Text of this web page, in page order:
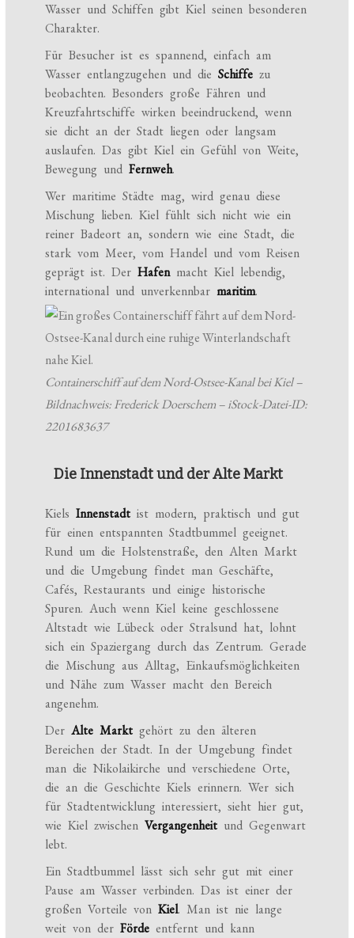
Wasser und Schiffen gibt Kiel seinen besonderen
Charakter.
Für Besucher ist es spannend, einfach am
Wasser entlangzugehen und dieSchiffe zu
beobachten. Besonders große Fähren und
Kreuzfahrtschiffe wirken beeindruckend, wenn
sie dicht an der Stadt liegen oder langsam
auslaufen. Das gibt Kiel ein Gefühl von Weite,
Bewegung undFernweh.
Wer maritime Städte mag, wird genau diese
Mischung lieben. Kiel fühlt sich nicht wie ein
reiner Badeort an, sondern wie eine Stadt, die
stark vom Meer, vom Handel und vom Reisen
geprägt ist. DerHafenmacht Kiel lebendig,
international und unverkennbarmaritim.
Containerschiff auf dem Nord-Ostsee-Kanal bei Kiel –
Bildnachweis: Frederick Doerschem – iStock-Datei-ID:
2201683637
Die Innenstadt und der Alte Markt
KielsInnenstadt ist modern, praktisch und gut
für einen entspannten Stadtbummel geeignet.
Rund um die Holstenstraße, den Alten Markt
und die Umgebung findet man Geschäfte,
Cafés, Restaurants und einige historische
Spuren. Auch wenn Kiel keine geschlossene
Altstadt wie Lübeck oder Stralsund hat, lohnt
sich ein Spaziergang durch das Zentrum. Gerade
die Mischung aus Alltag, Einkaufsmöglichkeiten
und Nähe zum Wasser macht den Bereich
angenehm.
DerAlte Markt gehört zu den älteren
Bereichen der Stadt. In der Umgebung findet
man die Nikolaikirche und verschiedene Orte,
die an die Geschichte Kiels erinnern. Wer sich
für Stadtentwicklung interessiert, sieht hier gut,
wie Kiel zwischenVergangenheit und Gegenwart
lebt.
Ein Stadtbummel lässt sich sehr gut mit einer
Pause am Wasser verbinden. Das ist einer der
großen Vorteile vonKiel. Man ist nie lange
weit von derFörde entfernt und kann